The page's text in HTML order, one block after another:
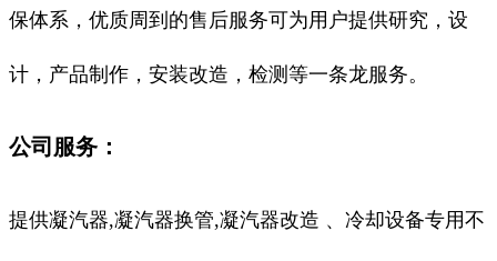
保体系，优质周到的售后服务可为用户提供研究，设
计，产品制作，安装改造，检测等一条龙服务。
公司服务：
提供凝汽器,凝汽器换管,凝汽器改造 、冷却设备专用不